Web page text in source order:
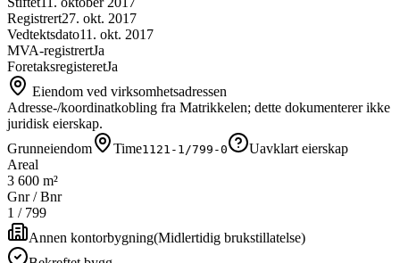
Registrert27. okt. 2017
Vedtektsdato11. okt. 2017
MVA-registrertJa
ForetaksregisteretJa
Eiendom ved virksomhetsadressen
Adresse-/koordinatkobling fra Matrikkelen; dette dokumenterer ikke
juridisk eierskap.
Grunneiendom
Time1121-1/799-0
Uavklart eierskap
Areal
3 600 m²
Gnr / Bnr
1 / 799
Annen kontorbygning(Midlertidig brukstillatelse)